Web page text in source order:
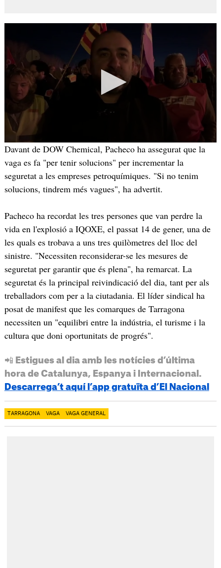
Davant de DOW Chemical, Pacheco ha assegurat que la
vaga es fa "per tenir solucions" per incrementar la
seguretat a les empreses petroquímiques. "Si no tenim
solucions, tindrem més vagues", ha advertit.
Pacheco ha recordat les tres persones que van perdre la
vida en l'explosió a IQOXE, el passat 14 de gener, una de
les quals es trobava a uns tres quilòmetres del lloc del
sinistre. "Necessiten reconsiderar-se les mesures de
seguretat per garantir que és plena", ha remarcat. La
seguretat és la principal reivindicació del dia, tant per als
treballadors com per a la ciutadania. El líder sindical ha
posat de manifest que les comarques de Tarragona
necessiten un "equilibri entre la indústria, el turisme i la
cultura que doni oportunitats de progrés".
📲 Estigues al dia amb les notícies d’última
hora de Catalunya, Espanya i Internacional.
Descarrega’t aquí l’app gratuïta d’El Nacional
TARRAGONA VAGA VAGA GENERAL